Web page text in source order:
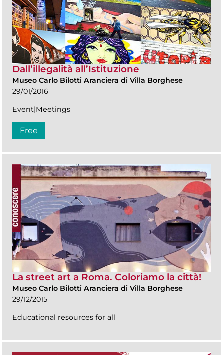
Dall’illegalità all’Istituzione
Museo Carlo Bilotti Aranciera di Villa Borghese
29/01/2016
Event|Meetings
Free
La street art a Roma. Coloriamo la città!
Museo Carlo Bilotti Aranciera di Villa Borghese
29/12/2015
Educational resources for all